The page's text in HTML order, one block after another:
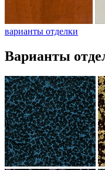
варианты отделки
Варианты